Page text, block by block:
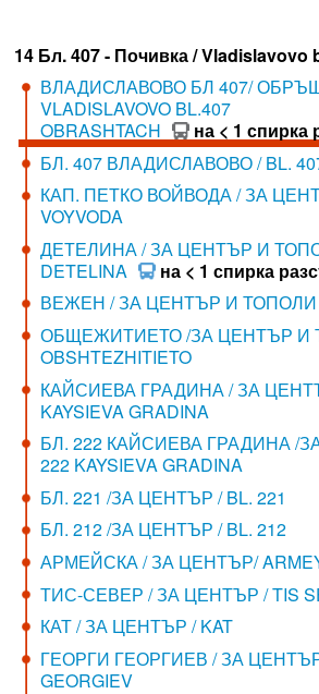
14 Бл. 407 - Почивка / Vladislavovo
ВЛАДИСЛАВОВО БЛ 407/
VLADISLAVOVO BL.407
OBRASHTACH
на < 1 спирка
БЛ. 407 ВЛАДИСЛАВОВО / BL.
КАП. ПЕТКО ВОЙВОДА / ЗА
VOYVODA
ДЕТЕЛИНА / ЗА ЦЕНТЪР И
DETELINA
на < 1 спирка
ВЕЖЕН / ЗА ЦЕНТЪР И ТОПОЛИ
ОБЩЕЖИТИЕТО /ЗА ЦЕНТЪР И
OBSHTEZHITIETO
КАЙСИЕВА ГРАДИНА / ЗА
KAYSIEVA GRADINA
БЛ. 222 КАЙСИЕВА ГРАДИНА /
222 KAYSIEVA GRADINA
БЛ. 221 /ЗА ЦЕНТЪР / BL. 221
БЛ. 212 /ЗА ЦЕНТЪР / BL. 212
АРМЕЙСКА / ЗА ЦЕНТЪР/
ТИС-СЕВЕР / ЗА ЦЕНТЪР / TIS
КАТ / ЗА ЦЕНТЪР / KAT
ГЕОРГИ ГЕОРГИЕВ / ЗА ЦЕНТЪР
GEORGIEV